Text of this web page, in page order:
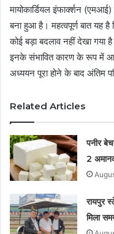
मायोकार्डियल इंफार्क्शन
बना हुआ है। महत्वपूर्ण बात यह है
कोई बड़ा बदलाव नहीं देखा गया
इनके संभावित कारण के रूप में
अध्ययन पूरा होने के बाद अंतिम
Related Articles
पनीर
2
रायपुर
मिला